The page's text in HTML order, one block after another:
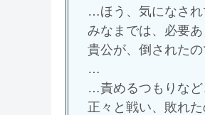
…ほう、気になさ
みなまでは、必要
貴公が、倒された
…
…責めるつもりなど
正々と戦い、敗れ